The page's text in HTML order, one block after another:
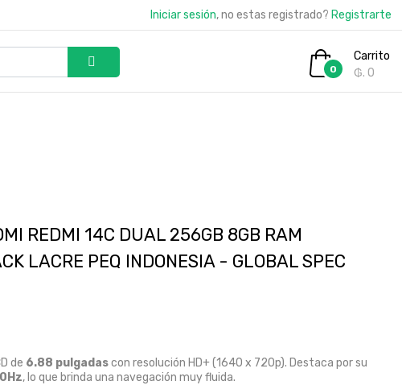
Iniciar sesión, no estas registrado? Registrarte
0
Carrito
₲. 0
REDMI 14C DUAL 256GB 8GB RAM
LACRE PEQ INDONESIA - GLOBAL SPEC
de 6.88 pulgadascon resolución HD+ (1640 x 720p). Destaca por su
, lo que brinda una navegación muy fluida.